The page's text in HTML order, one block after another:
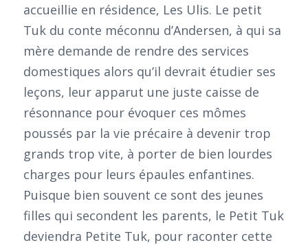
accueillie en résidence, Les Ulis. Le petit
Tuk du conte méconnu d’Andersen, à qui sa
mère demande de rendre des services
domestiques alors qu’il devrait étudier ses
leçons, leur apparut une juste caisse de
résonnance pour évoquer ces mômes
poussés par la vie précaire à devenir trop
grands trop vite, à porter de bien lourdes
charges pour leurs épaules enfantines.
Puisque bien souvent ce sont des jeunes
filles qui secondent les parents, le Petit Tuk
deviendra Petite Tuk, pour raconter cette